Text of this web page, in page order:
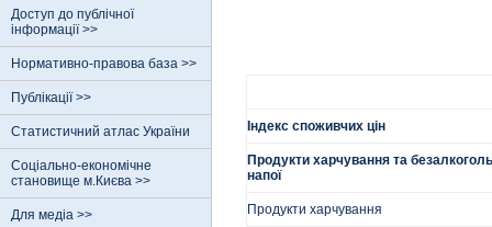
Доступ до публічної
інформації >>
Нормативно-правова база >>
Публікації >>
Статистичний атлас України
Соціально-економічне
становище м.Києва >>
Для медіа >>
Індекс споживчих цін
Продукти харчування та
напої
Продукти харчування